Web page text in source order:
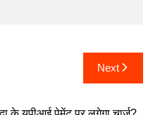
Next